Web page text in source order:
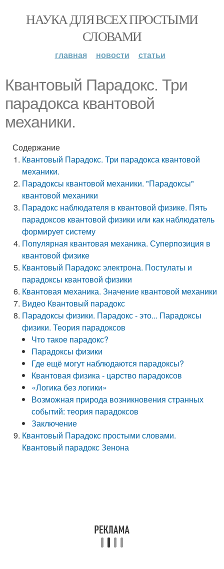
НАУКА ДЛЯ ВСЕХ ПРОСТЫМИ
СЛОВАМИ
главная новости статьи
Квантовый Парадокс. Три
парадокса квантовой
механики.
Содержание
Квантовый Парадокс. Три парадокса квантовой
механики.
Парадоксы квантовой механики. "Парадоксы"
квантовой механики
Парадокс наблюдателя в квантовой физике. Пять
парадоксов квантовой физики или как наблюдатель
формирует систему
Популярная квантовая механика. Суперпозиция в
квантовой физике
Квантовый Парадокс электрона. Постулаты и
парадоксы квантовой физики
Квантовая механика. Значение квантовой механики
Видео Квантовый парадокс
Парадоксы физики. Парадокс - это... Парадоксы
физики. Теория парадоксов
Что такое парадокс?
Парадоксы физики
Где ещё могут наблюдаются парадоксы?
Квантовая физика - царство парадоксов
«Логика без логики»
Возможная природа возникновения странных
событий: теория парадоксов
Заключение
Квантовый Парадокс простыми словами.
Квантовый парадокс Зенона